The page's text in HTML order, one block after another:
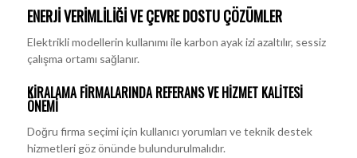
ENERJI VERIMLILIĞI VE ÇEVRE DOSTU ÇÖZÜMLER
Elektrikli modellerin kullanımı ile karbon ayak izi azaltılır, sessiz
çalışma ortamı sağlanır.
KIRALAMA FIRMALARINDA REFERANS VE HIZMET KALITESI
ÖNEMI
Doğru firma seçimi için kullanıcı yorumları ve teknik destek
hizmetleri göz önünde bulundurulmalıdır.